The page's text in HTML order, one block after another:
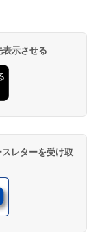
示させる
レターを受け取